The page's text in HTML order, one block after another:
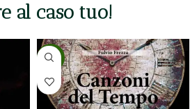
al caso tuo!
-5%